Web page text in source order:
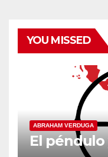
YOU MISSED
ABRAHAM VERDUGA
El péndulo